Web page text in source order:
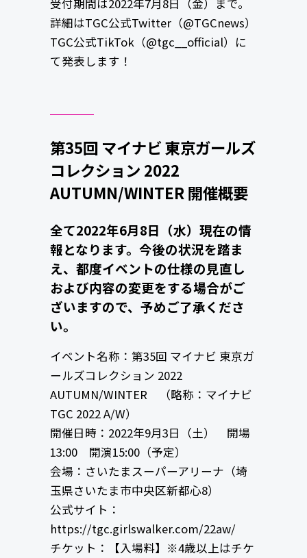
受付期間は2022年7月8日（金）まで。
詳細はTGC公式Twitter（@TGCnews）
TGC公式TikTok（@tgc__official）に
て発表します！
第35回 マイナビ 東京ガールズ
コレクション 2022
AUTUMN/WINTER 開催概要
全て2022年6月8日（水）現在の情
報となります。今後の状況を踏ま
え、都度イベントの仕様の見直し
および内容の変更をする場合がご
ざいますので、予めご了承くださ
い。
イベント名称：第35回 マイナビ 東京ガ
ールズコレクション 2022
AUTUMN/WINTER （略称：マイナビ
TGC 2022 A/W）
開催日時：2022年9月3日（土） 開場
13:00 開演15:00（予定）
会場：さいたまスーパーアリーナ（埼
玉県さいたま市中央区新都心8）
公式サイト：
https://tgc.girlswalker.com/22aw/
チケット：【入場料】※4歳以上はチケ